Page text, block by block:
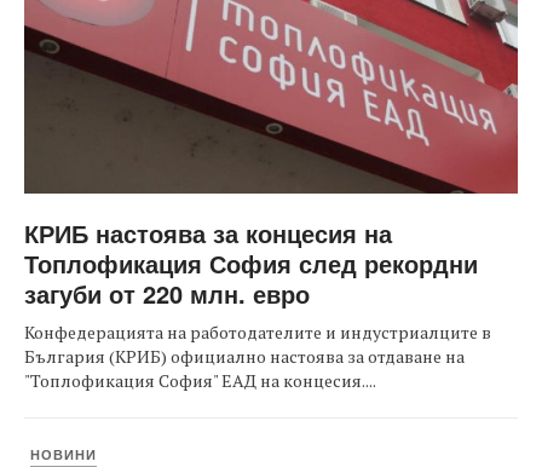
КРИБ настоява за концесия на
Топлофикация София след рекордни
загуби от 220 млн. евро
Конфедерацията на работодателите и индустриалците в
България (КРИБ) официално настоява за отдаване на
"Топлофикация София" ЕАД на концесия....
НОВИНИ